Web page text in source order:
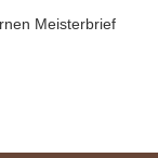
Meisterbrief